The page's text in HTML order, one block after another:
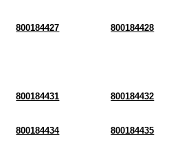
800184427 800184428
800184431 800184432
800184434 800184435